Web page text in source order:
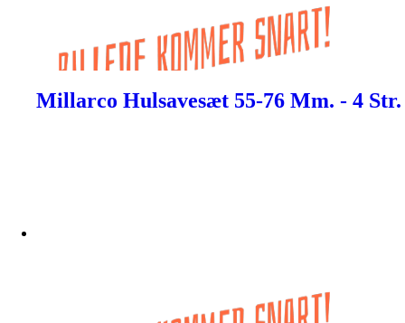
Millarco Hulsavesæt 55-76 Mm. - 4 Str.